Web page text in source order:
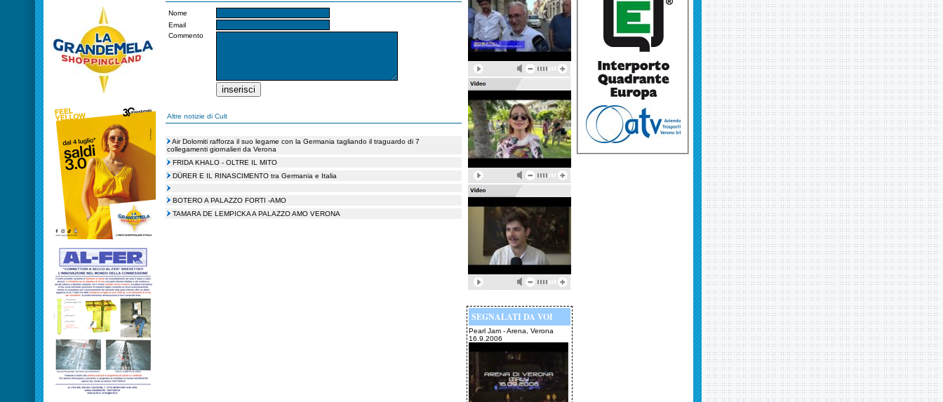
Nome
Email
Commento
Altre notizie di Cult
Air Dolomiti rafforza il suo legame con la Germania tagliando il traguardo di 7
collegamenti giornalieri da Verona
FRIDA KHALO - OLTRE IL MITO
DÜRER E IL RINASCIMENTO tra Germania e Italia
BOTERO A PALAZZO FORTI -AMO
TAMARA DE LEMPICKA A PALAZZO AMO VERONA
SEGNALATI DA VOI
Pearl Jam - Arena, Verona
16.9.2006